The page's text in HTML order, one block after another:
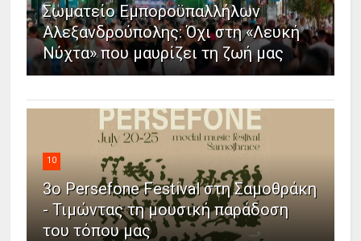
Σωματείο Εμποροϋπαλλήλων
Αλεξανδρούπολης: Όχι στη «Λευκή
Νύχτα» που μαυρίζει τη ζωή μας
10
3ο Persefone Festival στη Σαμοθράκη
- Τιμώντας τη μουσική παράδοση
του τόπου μας